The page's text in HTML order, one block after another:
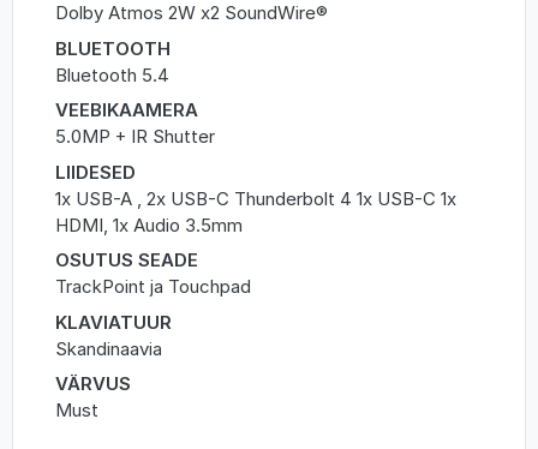
Dolby Atmos 2W x2 SoundWire®
BLUETOOTH
Bluetooth 5.4
VEEBIKAAMERA
5.0MP + IR Shutter
LIIDESED
1x USB-A , 2x USB-C Thunderbolt 4 1x USB-C 1x
HDMI, 1x Audio 3.5mm
OSUTUS SEADE
TrackPoint ja Touchpad
KLAVIATUUR
Skandinaavia
VÄRVUS
Must